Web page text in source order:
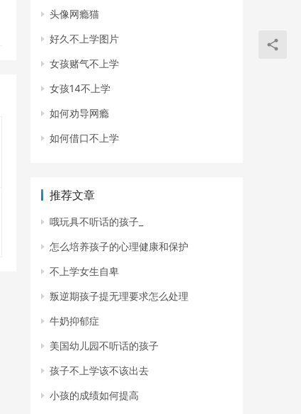
头像网瘾猫
好久不上学图片
女孩赌气不上学
女孩14不上学
如何劝导网瘾
如何借口不上学
推荐文章
哦玩具不听话的孩子_
怎么培养孩子的心理健康和保护
不上学女生自卑
叛逆期孩子提无理要求怎么处理
牛奶抑郁症
美国幼儿园不听话的孩子
孩子不上学该不该出去
小孩的成绩如何提高